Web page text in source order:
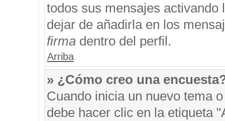
todos sus mensajes
dejar de añadirla en los
firmadentro del perfil.
Arriba
» ¿Cómo creo una
Cuando inicia un nuevo tema
debe hacer clic en la etiqueta